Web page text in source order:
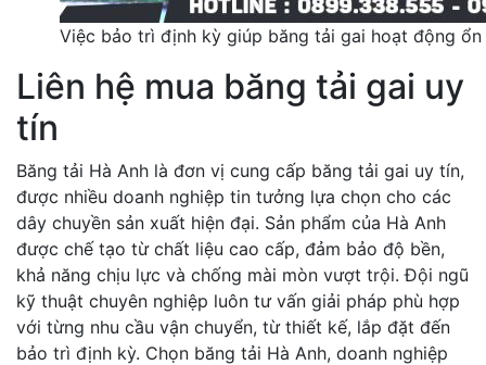
Việc bảo trì định kỳ giúp băng tải gai hoạt động
Liên hệ mua băng tải gai uy
tín
Băng tải Hà Anh là đơn vị cung cấp băng tải gai uy tín,
được nhiều doanh nghiệp tin tưởng lựa chọn cho các
dây chuyền sản xuất hiện đại. Sản phẩm của Hà Anh
được chế tạo từ chất liệu cao cấp, đảm bảo độ bền,
khả năng chịu lực và chống mài mòn vượt trội. Đội ngũ
kỹ thuật chuyên nghiệp luôn tư vấn giải pháp phù hợp
với từng nhu cầu vận chuyển, từ thiết kế, lắp đặt đến
bảo trì định kỳ. Chọn băng tải Hà Anh, doanh nghiệp